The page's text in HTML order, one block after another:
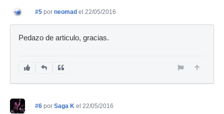
#5 por neomad el 22/05/2016
Pedazo de articulo, gracias.
#6 por Saga K el 22/05/2016